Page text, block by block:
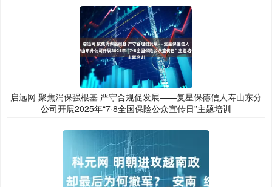
启远网 聚焦消保强根基 严守合规促发展——复星保德信人寿山东分
公司开展2025年“7·8全国保险公众宣传日”主题培训